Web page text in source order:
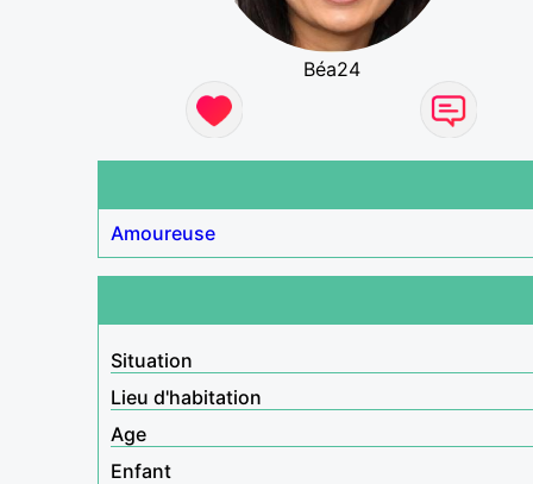
Béa24
Amoureuse
Situation
Lieu d'habitation
Age
Enfant